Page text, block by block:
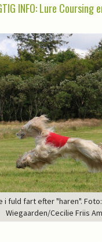
INFO: Lure Coursing
i fuld fart efter "haren".
Wiegaarden/Cecilie Friis